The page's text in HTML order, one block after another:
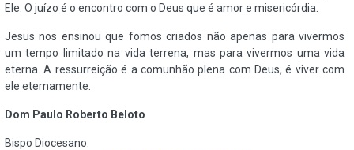
Ele. O juízo é o encontro com o Deus que é amor e misericórdia.
Jesus nos ensinou que fomos criados não apenas para vivermos
um tempo limitado na vida terrena, mas para vivermos uma vida
eterna. A ressurreição é a comunhão plena com Deus, é viver com
ele eternamente.
Dom Paulo Roberto Beloto
Bispo Diocesano.